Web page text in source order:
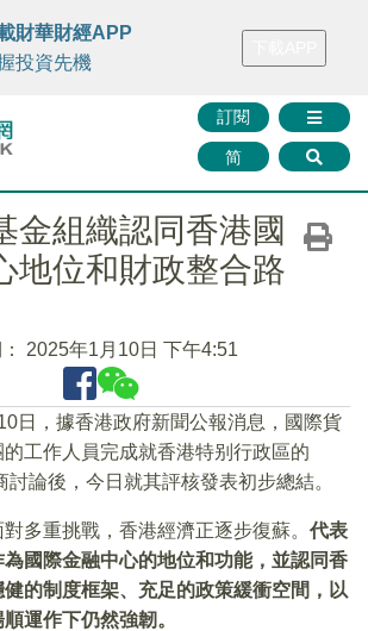
FINTV FINMETA 財華證券 媒體矩陣
訂閱
简
財華財經APP
投資先機
金組織認同香港國
地位和財政整合路
2025年1月10日 下午4:51
日，據香港政府新聞公報消息，國際貨
工作人員完成就香港特别行政區的
討論後，今日就其評核發表初步總結。
多重挑戰，香港經濟正逐步復蘇。 代表
國際金融中心的地位和功能，並認同香
的制度框架、充足的政策緩衝空間，以
運作下仍然強韌。